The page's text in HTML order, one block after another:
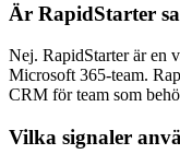
Är RapidStarter
Nej. RapidStarter är en
Microsoft 365-team.
CRM för team som
Vilka signaler